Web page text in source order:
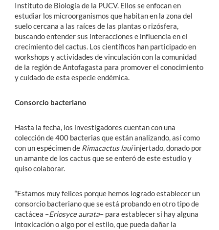
Instituto de Biología de la PUCV. Ellos se enfocan en
estudiar los microorganismos que habitan en la zona del
suelo cercana a las raíces de las plantas o rizósfera,
buscando entender sus interacciones e influencia en el
crecimiento del cactus. Los científicos han participado en
workshops y actividades de vinculación con la comunidad
de la región de Antofagasta para promover el conocimiento
y cuidado de esta especie endémica.
Consorcio bacteriano
Hasta la fecha, los investigadores cuentan con una
colección de 400 bacterias que están analizando, así como
con un espécimen de Rimacactus lauiinjertado, donado por
un amante de los cactus que se enteró de este estudio y
quiso colaborar.
“Estamos muy felices porque hemos logrado establecer un
consorcio bacteriano que se está probando en otro tipo de
cactácea –Eriosyce aurata– para establecer si hay alguna
intoxicación o algo por el estilo, que pueda dañar la